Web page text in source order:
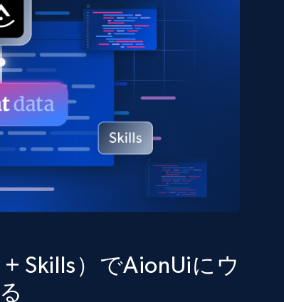
検索エンジ
クゴ
ティングに
設定
リンクトイン eコマース
ソーシャルメディア
AIスクレイパースタジオ
データセットマーケットプレイス
事前収集された600以上のドメインからの
データ
リンクトイン
ソーシャルメディア
Data Firehose
Real-time web data, delivered as it’s
らのグロー
ISPプロキシ
70万以上の完全準拠の静的住宅用プロキシ
み
シー学習のた
ったウェブ動
ータセットを
エージェントブラウザ
エージェントがウェブサイトを閲覧し、行
できるようにする
ウェブを解き放つオールインワンツールキッ
始まる
req
始まる
req
始まる
Scraper Studio
FREE TIER
Data Firehose
始まる
データセンタープロキシから始まる
$0.9/IP
ケーススタディ
プロキシロケーション
マスタークラス
Skills）でAionUiにウ